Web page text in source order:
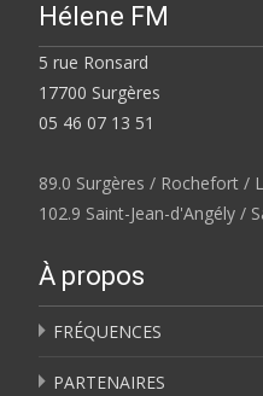
Hélene FM
5 rue Ronsard
17700 Surgères
05 46 07 13 51
89.0 Surgères / Rochefort /
102.9 Saint-Jean-d'Angély /
À propos
FRÉQUENCES
PARTENAIRES